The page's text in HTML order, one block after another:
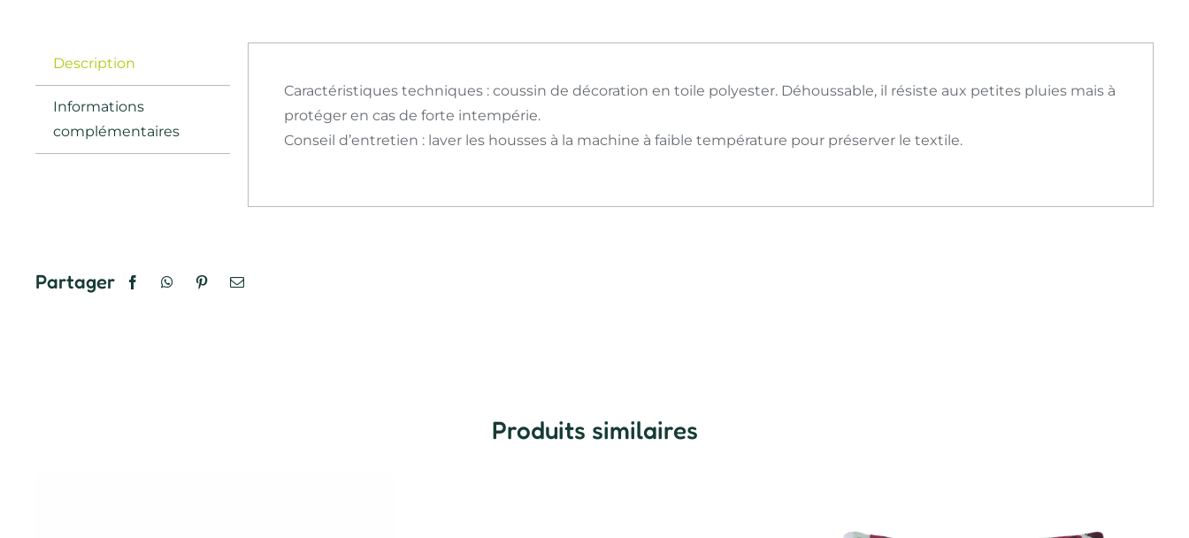
Description
Informations
complémentaires
Caractéristiques techniques : coussin de décoration en toile polyester. Déhoussable, il résiste aux petites pluies mais à
protéger en cas de forte intempérie.
Conseil d’entretien : laver les housses à la machine à faible température pour préserver le textile.
Partager
Produits similaires